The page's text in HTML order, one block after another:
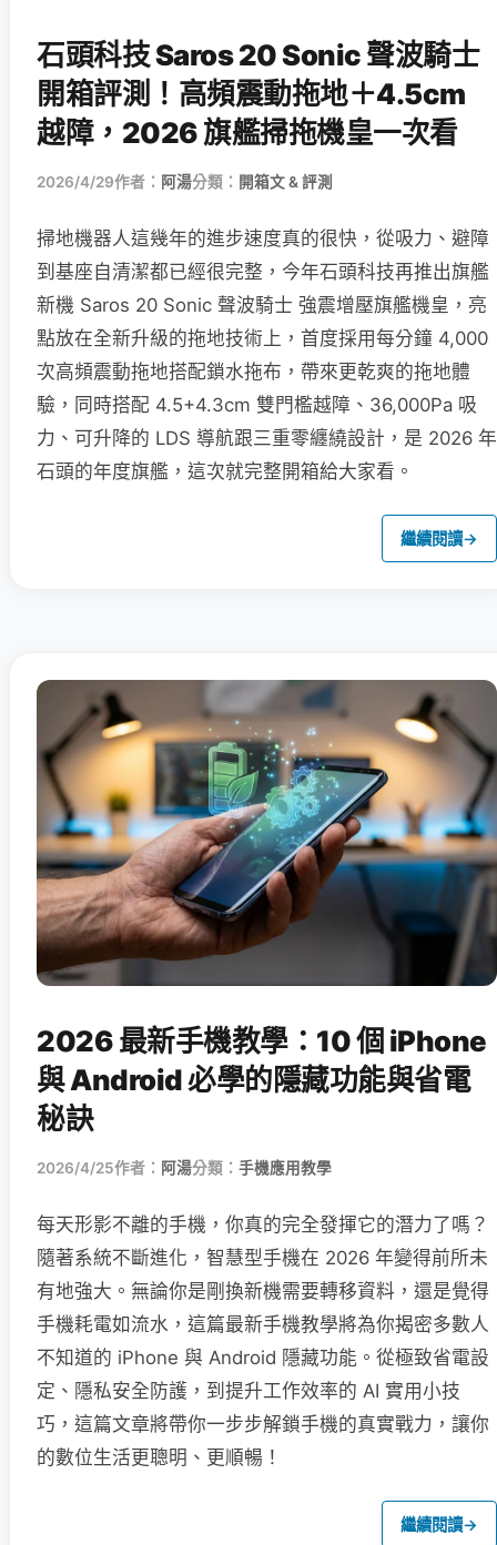
石頭科技 Saros 20 Sonic 聲波騎士
開箱評測！高頻震動拖地＋4.5cm
越障，2026 旗艦掃拖機皇一次看
2026/4/29作者： 阿湯分類： 開箱文 & 評測
掃地機器人這幾年的進步速度真的很快，從吸力、避障
到基座自清潔都已經很完整，今年石頭科技再推出旗艦
新機 Saros 20 Sonic 聲波騎士 強震增壓旗艦機皇，亮
點放在全新升級的拖地技術上，首度採用每分鐘 4,000
次高頻震動拖地搭配鎖水拖布，帶來更乾爽的拖地體
驗，同時搭配 4.5+4.3cm 雙門檻越障、36,000Pa 吸
力、可升降的 LDS 導航跟三重零纏繞設計，是 2026 年
石頭的年度旗艦，這次就完整開箱給大家看。
繼續閱讀→
2026 最新手機教學：10 個 iPhone
與 Android 必學的隱藏功能與省電
秘訣
2026/4/25作者： 阿湯分類： 手機應用教學
每天形影不離的手機，你真的完全發揮它的潛力了嗎？
隨著系統不斷進化，智慧型手機在 2026 年變得前所未
有地強大。無論你是剛換新機需要轉移資料，還是覺得
手機耗電如流水，這篇最新手機教學將為你揭密多數人
不知道的 iPhone 與 Android 隱藏功能。從極致省電設
定、隱私安全防護，到提升工作效率的 AI 實用小技
巧，這篇文章將帶你一步步解鎖手機的真實戰力，讓你
的數位生活更聰明、更順暢！
繼續閱讀→